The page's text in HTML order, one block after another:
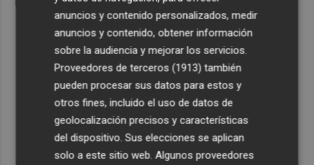
anuncios y contenido personalizados, medir
anuncios y contenido, obtener información
sobre la audiencia y mejorar los servicios.
Proveedores de terceros (1913) también
pueden procesar sus datos para estos y
otros fines, incluido el uso de datos de
geolocalización precisos y características
del dispositivo. Sus elecciones se aplican
solo a este sitio web. Algunos proveedores